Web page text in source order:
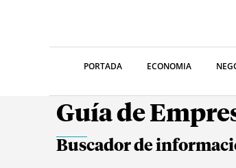
PORTADA ECONOMIA
Guía de
Buscador de